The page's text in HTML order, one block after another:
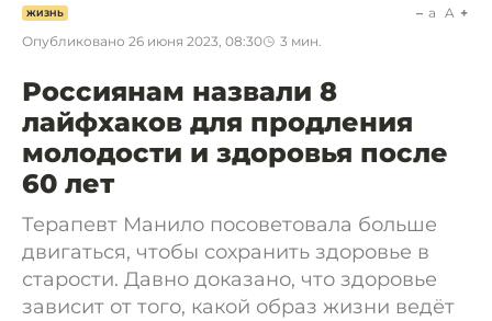
ЖИЗНЬ
Опубликовано 26 июня 2023, 08:30 3 мин.
a A
Россиянам назвали 8
лайфхаков для продления
молодости и здоровья после
60 лет
Терапевт Манило посоветовала больше
двигаться, чтобы сохранить здоровье в
старости. Давно доказано, что здоровье
зависит от того, какой образ жизни ведёт